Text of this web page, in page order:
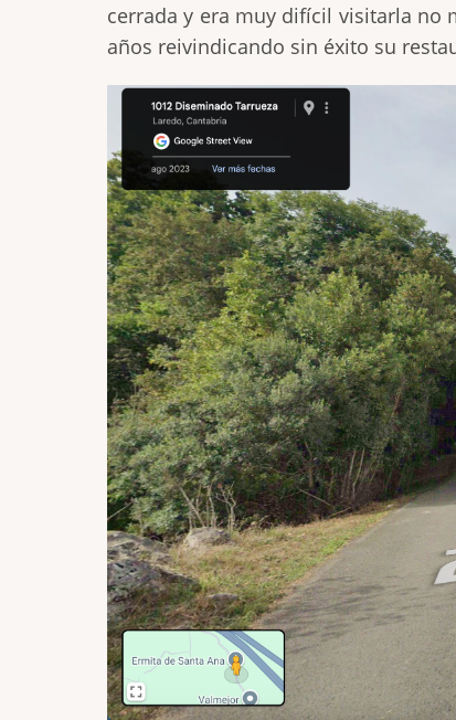
cerrada y era muy difícil visitarla no
años reivindicando sin éxito su